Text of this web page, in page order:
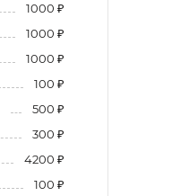
1000 ₽
1000 ₽
1000 ₽
100 ₽
500 ₽
300 ₽
4200 ₽
100 ₽